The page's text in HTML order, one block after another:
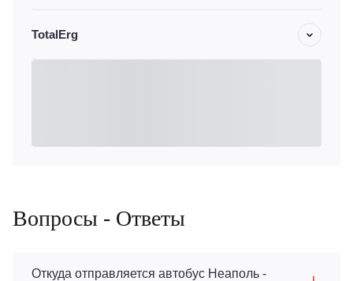
TotalErg
Вопросы - Ответы
Откуда отправляется автобус Неаполь -